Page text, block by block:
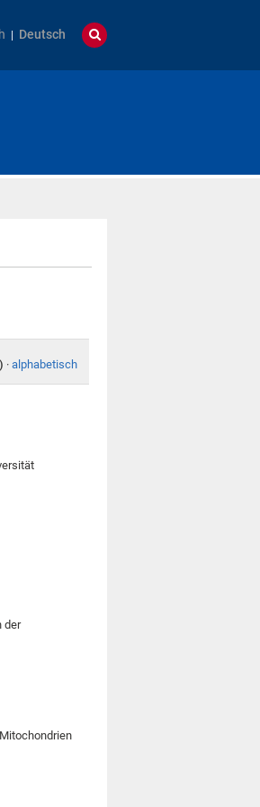
Deutsch
· alphabetisch
der